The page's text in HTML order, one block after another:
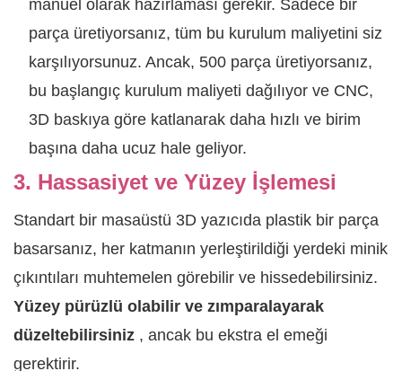
manuel olarak hazırlaması gerekir. Sadece bir
parça üretiyorsanız, tüm bu kurulum maliyetini siz
karşılıyorsunuz. Ancak, 500 parça üretiyorsanız,
bu başlangıç ​​kurulum maliyeti dağılıyor ve CNC,
3D baskıya göre katlanarak daha hızlı ve birim
başına daha ucuz hale geliyor.
3. Hassasiyet ve Yüzey İşlemesi
Standart bir masaüstü 3D yazıcıda plastik bir parça
basarsanız, her katmanın yerleştirildiği yerdeki minik
çıkıntıları muhtemelen görebilir ve hissedebilirsiniz.
Yüzey pürüzlü olabilir ve zımparalayarak
düzeltebilirsiniz , ancak bu ekstra el emeği
gerektirir.